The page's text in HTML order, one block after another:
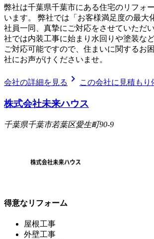
弊社は千葉県千葉市にある住宅のリフォ
います。 弊社では「お客様満足度の最大
社員一同、真摯にご対応をさせていただ
社では内装工事に始まり水回りや塗装な
ご対応可能ですので、住まいに関するお
社にお声がけくださいませ。
会社の詳細を見る chevron_right この会社に見積もり
株式会社未来ハウス
千葉県千葉市若葉区愛生町90-9
得意なリフォーム
屋根工事
外壁工事